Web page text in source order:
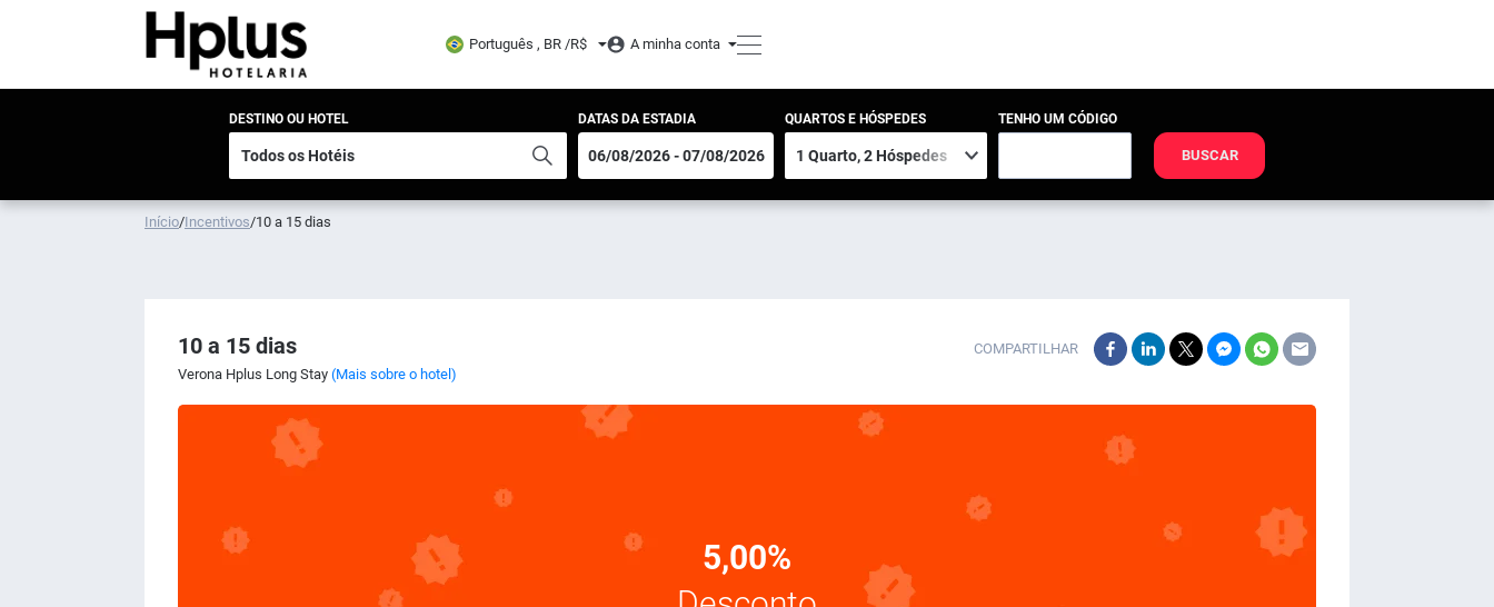
Português , BR /R$ A minha conta
DESTINO OU HOTEL DATAS DA ESTADIA QUARTOS E HÓSPEDES TENHO UM CÓDIGO
BUSCAR
Início/Incentivos/10 a 15 dias
10 a 15 dias
Verona Hplus Long Stay (Mais sobre o hotel)
COMPARTILHAR
5,00%